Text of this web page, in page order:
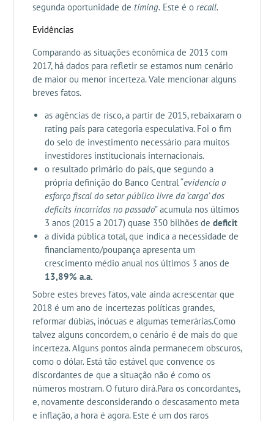
segunda oportunidade de timing. Este é o recall.
Evidências
Comparando as situações econômica de 2013 com
2017, há dados para refletir se estamos num cenário
de maior ou menor incerteza. Vale mencionar alguns
breves fatos.
as agências de risco, a partir de 2015, rebaixaram o
rating país para categoria especulativa. Foi o fim
do selo de investimento necessário para muitos
investidores institucionais internacionais.
o resultado primário do país, que segundo a
própria definição do Banco Central “evidencia o
esforço fiscal do setor público livre da ‘carga’ dos
deficits incorridos no passado” acumula nos últimos
3 anos (2015 a 2017) quase 350 bilhões de deficit
a dívida pública total, que indica a necessidade de
financiamento/poupança apresenta um
crescimento médio anual nos últimos 3 anos de
13,89% a.a.
Sobre estes breves fatos, vale ainda acrescentar que
2018 é um ano de incertezas políticas grandes,
reformar dúbias, inócuas e algumas temerárias.Como
talvez alguns concordem, o cenário é de mais do que
incerteza. Alguns pontos ainda permanecem obscuros,
como o dólar. Está tão estável que convence os
discordantes de que a situação não é como os
números mostram. O futuro dirá.Para os concordantes,
e, novamente desconsiderando o descasamento meta
e inflação, a hora é agora. Este é um dos raros